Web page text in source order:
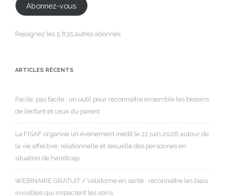
Abonnez-vous
Rejoignez les 5 835 autres abonnés
ARTICLES RÉCENTS
Facile, pas facile : un outil pour reconnaître ensemble les besoins
de l’enfant et ceux du parent
La FISAF organise un événement inédit le 22 juin 2026 autour de
la vie affective, relationnelle et sexuelle des personnes en
situation de handicap.
WEBINAIRE GRATUIT / Validisme en santé : reconnaître les biais
invisibles qui impactent les soins